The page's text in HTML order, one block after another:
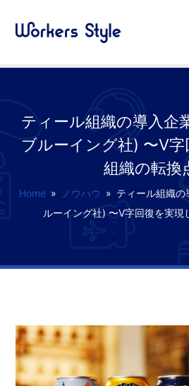
ティール組織の導入企
ブルーイング社) 〜V字
組織の転換
Home » ノウハウ » ティール組織
ルーイング社) 〜V字回復を実現